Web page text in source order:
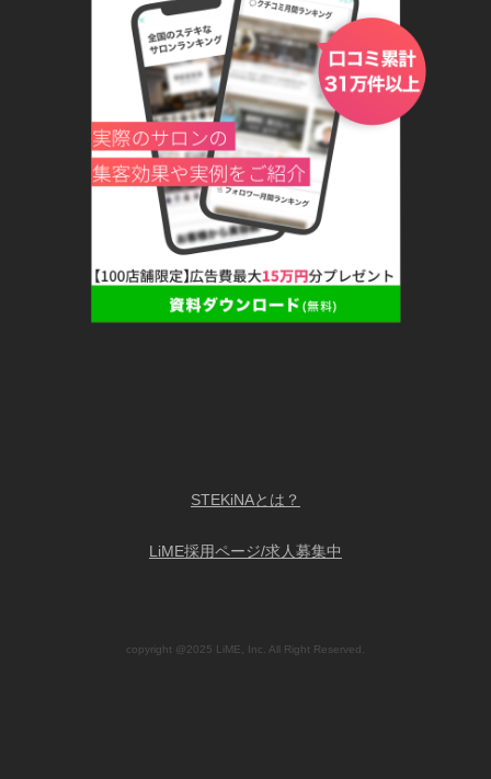
STEKiNAとは？
LiME採用ページ/求人募集中
copyright @2025 LiME, Inc. All Right Reserved.